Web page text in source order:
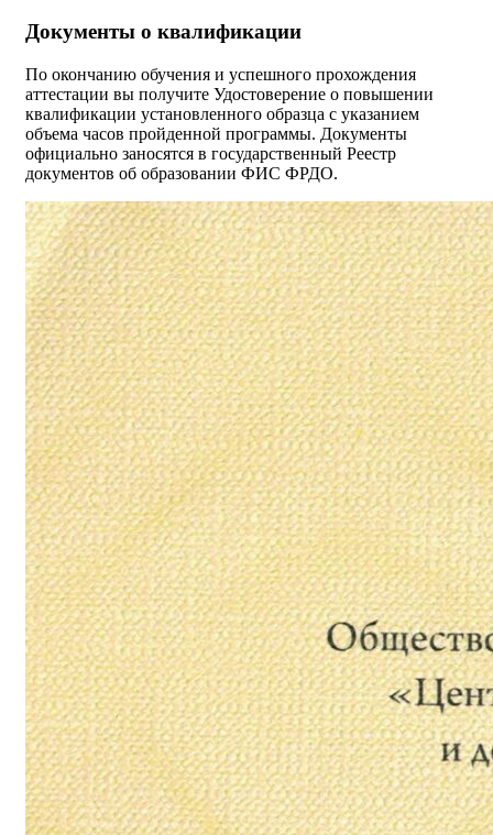
Документы о квалификации
По окончанию обучения и успешного прохождения
аттестации вы получите Удостоверение о повышении
квалификации установленного образца с указанием
объема часов пройденной программы. Документы
официально заносятся в государственный Реестр
документов об образовании ФИС ФРДО.